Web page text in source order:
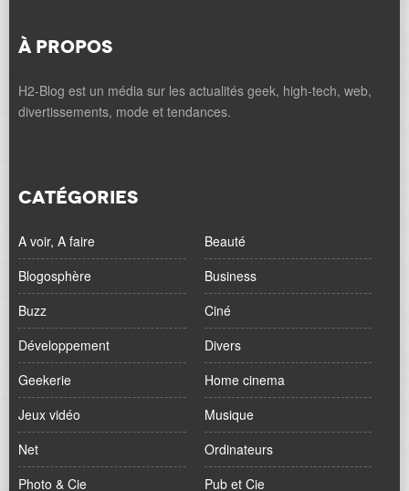
À PROPOS
H2-Blog est un média sur les actualités geek, high-tech, web,
divertissements, mode et tendances.
CATÉGORIES
A voir, A faire
Beauté
Blogosphère
Business
Buzz
Ciné
Développement
Divers
Geekerie
Home cinema
Jeux vidéo
Musique
Net
Ordinateurs
Photo & Cie
Pub et Cie